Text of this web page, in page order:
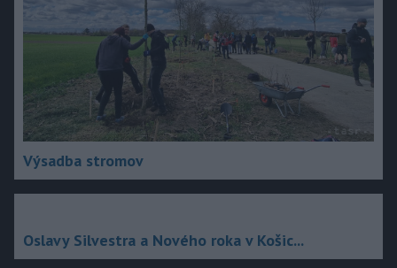
Výsadba stromov
Oslavy Silvestra a Nového roka v Košic...